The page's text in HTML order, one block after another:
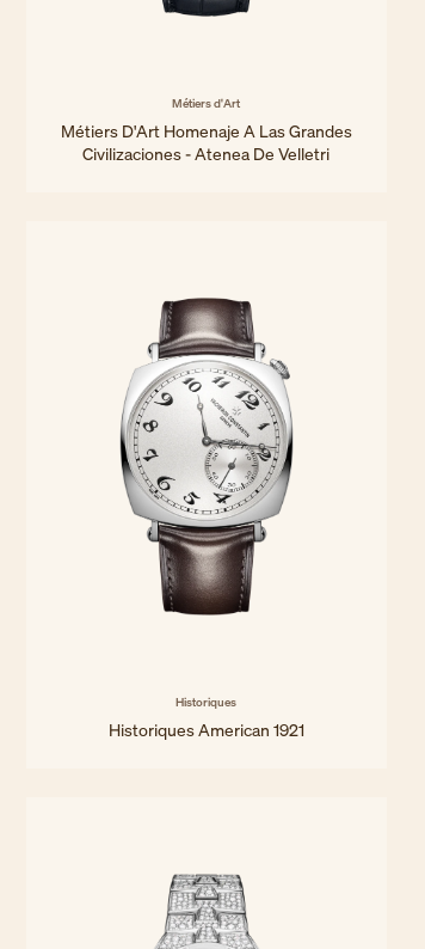
Métiers d'Art
Métiers D'Art Homenaje A Las Grandes
Civilizaciones - Atenea De Velletri
Historiques
Historiques American 1921